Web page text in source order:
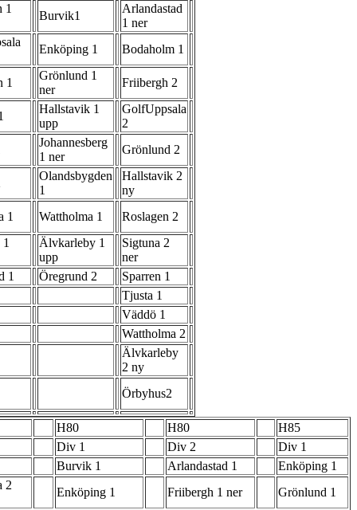
1
Burvik1
Arlandastad
1 ner
Enköping 1 Bodaholm 1
1
Grönlund 1
ner
Friibergh 2
Hallstavik 1
upp
GolfUppsala
2
Johannesberg
1 ner
Grönlund 2
Olandsbygden
1
Hallstavik 2
ny
1
Wattholma 1
Roslagen 2
Älvkarleby 1
upp
Sigtuna 2
ner
1
Öregrund 2
Sparren 1
Tjusta 1
Väddö 1
Wattholma 2
Älvkarleby
2 ny
Örbyhus2
H80 H80
H85
Div 1
Div 2
Div 1
Burvik 1
Arlandastad 1
Enköping 1
2
Enköping 1 Friibergh 1 ner
Grönlund 1